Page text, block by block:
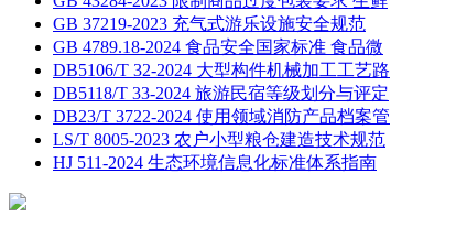
GB 37219-2023 充气式游乐设施安全规范
GB 4789.18-2024 食品安全国家标准 食品微
DB5106/T 32-2024 大型构件机械加工工艺路
DB5118/T 33-2024 旅游民宿等级划分与评定
DB23/T 3722-2024 使用领域消防产品档案管
LS/T 8005-2023 农户小型粮仓建造技术规范
HJ 511-2024 生态环境信息化标准体系指南